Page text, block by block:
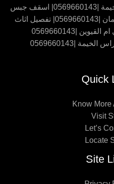
جبس
اثاث
|0569660143
|0569660143
Quick
Know More
Visit
Let’s
Locate
Site